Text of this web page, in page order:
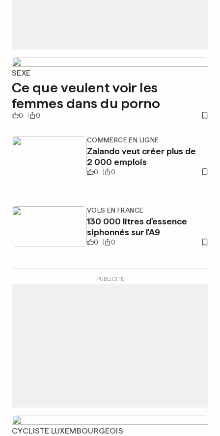
SEXE
Ce que veulent voir les
femmes dans du porno
0 0
COMMERCE EN LIGNE
Zalando veut créer plus de
2 000 emplois
0 0
VOLS EN FRANCE
130 000 litres d'essence
siphonnés sur l'A9
0 0
PUBLICITÉ
CYCLISTE LUXEMBOURGEOIS